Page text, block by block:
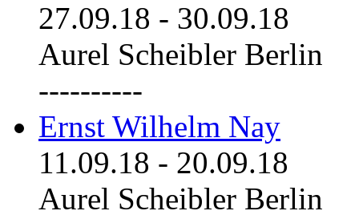
27.09.18 - 30.09.18
Aurel Scheibler Berlin
----------
Ernst Wilhelm Nay
11.09.18 - 20.09.18
Aurel Scheibler Berlin